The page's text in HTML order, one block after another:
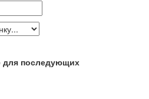
для последующих